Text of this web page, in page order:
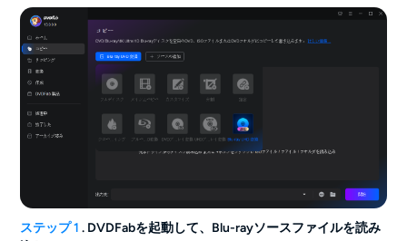
ステップ 1 . DVDFabを起動して、Blu-rayソースファイルを読み